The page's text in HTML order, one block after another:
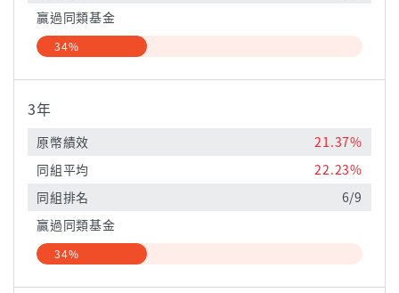
贏過同類基金
34%
3年
原幣績效
21.37%
同組平均
22.23%
同組排名
6/9
贏過同類基金
34%